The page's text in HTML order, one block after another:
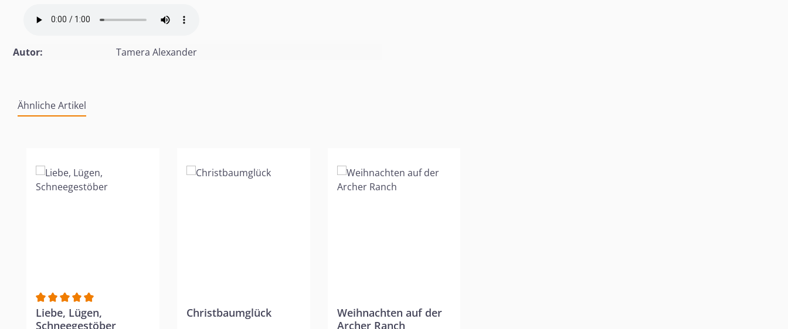
Autor: Tamera Alexander
Ähnliche Artikel
Durchschnittliche Bewertung von 5 von 5 Sternen
Liebe, Lügen,
Schneegestöber
Christbaumglück
Weihnachten auf der
Archer Ranch